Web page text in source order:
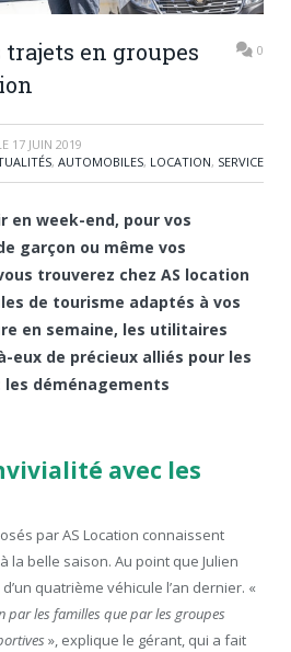
en groupes
0
17 JUIN 2019
, AUTOMOBILES, LOCATION, SERVICE
en week-end, pour vos
garçon ou même vos
trouverez chez AS location
de tourisme adaptés à vos
en semaine, les utilitaires
de précieux alliés pour les
déménagements
avec les
par AS Location connaissent
la belle saison. Au point que Julien
quatrième véhicule l’an dernier. «
par les familles que par les groupes
», explique le gérant, qui a fait